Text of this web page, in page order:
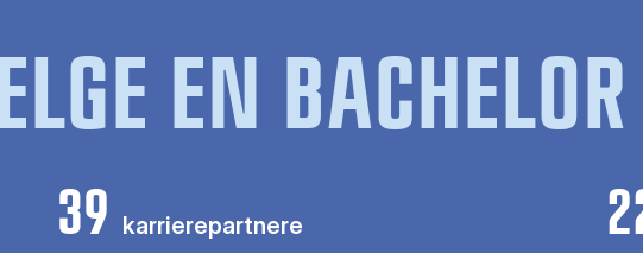
EN
39 karrierepartnere